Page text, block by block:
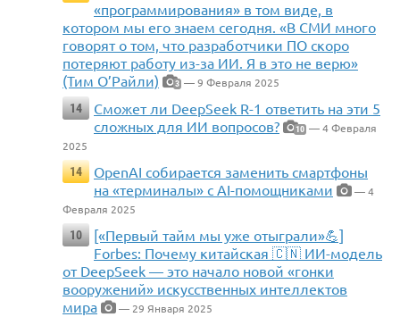
«программирования» в том виде, в
котором мы его знаем сегодня. «В СМИ много
говорят о том, что разработчики ПО скоро
потеряют работу из-за ИИ. Я в это не верю»
(Тим О’Райли)
3 — 9 Февраля 2025
14
Сможет ли DeepSeek R-1 ответить на эти 5
сложных для ИИ вопросов?
10 — 4 Февраля
2025
14
OpenAI собирается заменить смартфоны
на «терминалы» с AI-помощниками
— 4
Февраля 2025
10
[«Первый тайм мы уже отыграли»💪]
Forbes: Почему китайская 🇨🇳 ИИ-модель
от DeepSeek — это начало новой «гонки
вооружений» искусственных интеллектов
мира
— 29 Января 2025